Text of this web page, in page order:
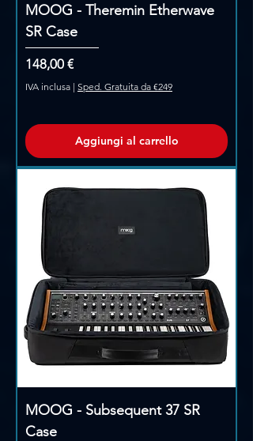
MOOG - Theremin Etherwave
SR Case
Prezzo
148,00 €
IVA inclusa | Sped. Gratuita da €249
Aggiungi al carrello
MOOG - Subsequent 37 SR
Case